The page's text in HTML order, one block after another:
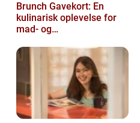
Brunch Gavekort: En
kulinarisk oplevelse for
mad- og